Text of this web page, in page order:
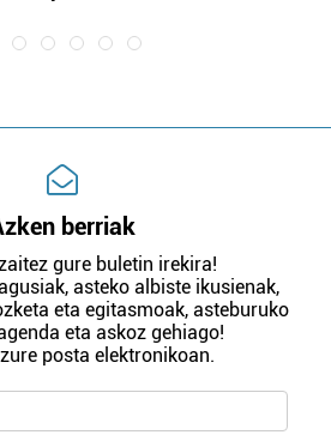
berriak
gure buletin irekira!
asteko albiste ikusienak,
eta egitasmoak, asteburuko
eta askoz gehiago!
posta elektronikoan.